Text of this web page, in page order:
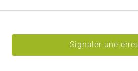
Signaler une